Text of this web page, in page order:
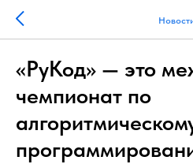
«РуКод» — это
чемпионат по